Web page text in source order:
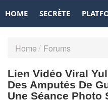
HOME SECRÈTE
Home Forums
Lien Vidéo Viral
Des Amputés De
Une Séance Photo